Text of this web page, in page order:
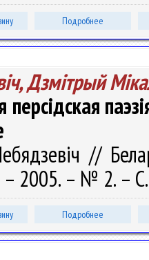
Подробнее
Дзмітрый
персідская
//
– 2005. – № 2. –
Подробнее